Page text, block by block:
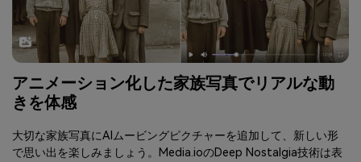
アニメーション化した家族写真でリアルな動
きを体感
大切な家族写真にAIムービングピクチャーを追加して、新しい形
で思い出を楽しみましょう。Media.ioのDeep Nostalgia技術は表